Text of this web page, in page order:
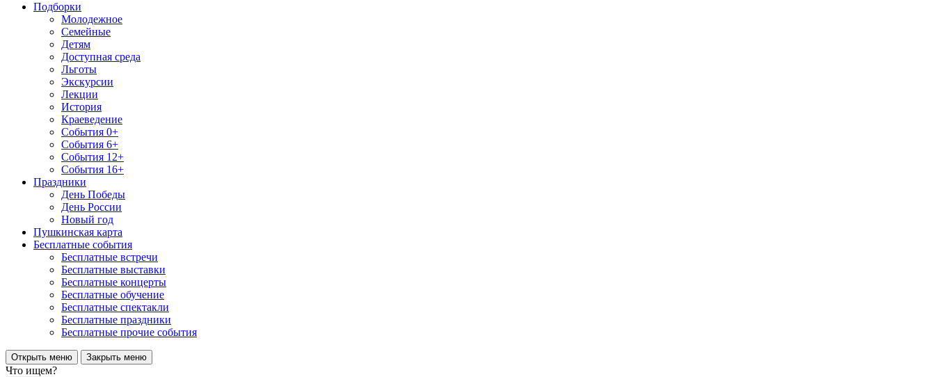
Подборки
Молодежное
Семейные
Детям
Доступная среда
Льготы
Экскурсии
Лекции
История
Краеведение
События 0+
События 6+
События 12+
События 16+
Праздники
День Победы
День России
Новый год
Пушкинская карта
Бесплатные события
Бесплатные встречи
Бесплатные выставки
Бесплатные концерты
Бесплатные обучение
Бесплатные спектакли
Бесплатные праздники
Бесплатные прочие события
Открыть меню Закрыть меню
Что ищем?